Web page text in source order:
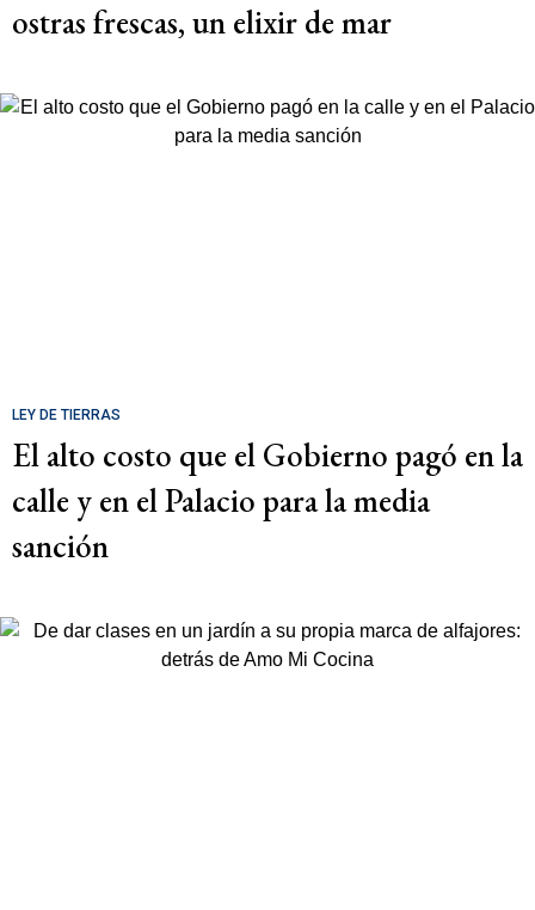
ostras frescas, un elixir de mar
LEY DE TIERRAS
El alto costo que el Gobierno pagó en la
calle y en el Palacio para la media
sanción